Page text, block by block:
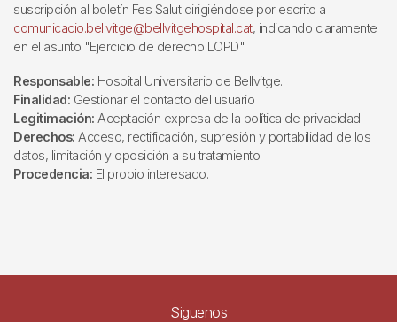
suscripción al boletín Fes Salut dirigiéndose por escrito a
comunicacio.bellvitge@bellvitgehospital.cat, indicando claramente
en el asunto "Ejercicio de derecho LOPD".
Responsable: Hospital Universitario de Bellvitge.
Finalidad: Gestionar el contacto del usuario
Legitimación: Aceptación expresa de la política de privacidad.
Derechos: Acceso, rectificación, supresión y portabilidad de los
datos, limitación y oposición a su tratamiento.
Procedencia: El propio interesado.
Siguenos